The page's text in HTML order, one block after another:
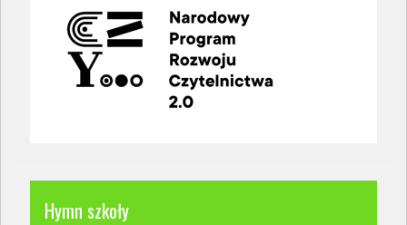
Hymn szkoły